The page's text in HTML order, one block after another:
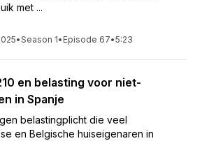
met ...
•Season 1• Episode 67•5:23
en belasting voor niet-
in Spanje
belastingplicht die veel
en Belgische huiseigenaren in